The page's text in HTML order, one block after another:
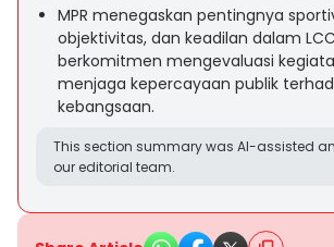
MPR menegaskan pentingnya
objektivitas, dan keadilan dalam
berkomitmen mengevaluasi
menjaga kepercayaan publik
kebangsaan.
This section summary was AI-assisted
our editorial team.